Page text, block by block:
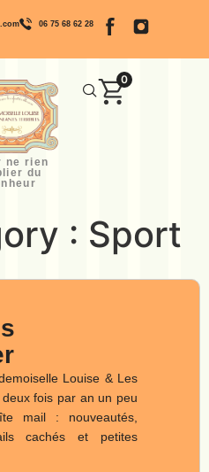
06 75 68 62 28
ne rien
du
0
: Sport
Louise & Les
fois par an un peu
mail : nouveautés,
cachés et petites